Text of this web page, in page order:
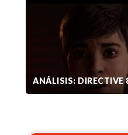
ANÁLISIS: DIRECTIVE